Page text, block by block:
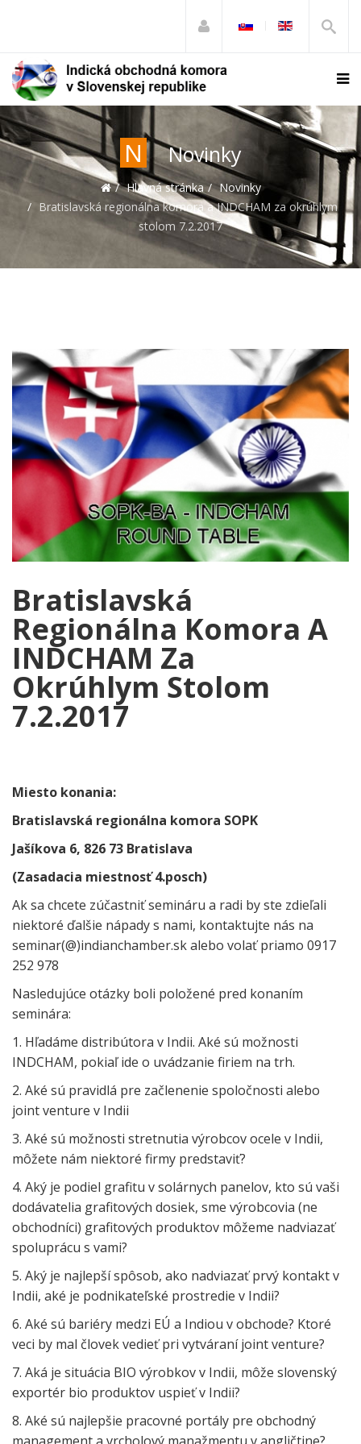
N Novinky
Hlavná stránka
Novinky
Bratislavská regionálna komora a INDCHAM za okrúhlym
stolom 7.2.2017
Bratislavská
Regionálna Komora A
INDCHAM Za
Okrúhlym Stolom
7.2.2017
Miesto konania:
Bratislavská regionálna komora SOPK
Jašíkova 6, 826 73 Bratislava
(Zasadacia miestnosť 4.posch)
Ak sa chcete zúčastniť semináru a radi by ste zdieľali
niektoré ďalšie nápady s nami, kontaktujte nás na
seminar(@)indianchamber.sk alebo volať priamo 0917
252 978
Nasledujúce otázky boli položené pred konaním
seminára:
1. Hľadáme distribútora v Indii. Aké sú možnosti
INDCHAM, pokiaľ ide o uvádzanie firiem na trh.
2. Aké sú pravidlá pre začlenenie spoločnosti alebo
joint venture v Indii
3. Aké sú možnosti stretnutia výrobcov ocele v Indii,
môžete nám niektoré firmy predstaviť?
4. Aký je podiel grafitu v solárnych panelov, kto sú vaši
dodávatelia grafitových dosiek, sme výrobcovia (ne
obchodníci) grafitových produktov môžeme nadviazať
spoluprácu s vami?
5. Aký je najlepší spôsob, ako nadviazať prvý kontakt v
Indii, aké je podnikateľské prostredie v Indii?
6. Aké sú bariéry medzi EÚ a Indiou v obchode? Ktoré
veci by mal človek vedieť pri vytváraní joint venture?
7. Aká je situácia BIO výrobkov v Indii, môže slovenský
exportér bio produktov uspieť v Indii?
8. Aké sú najlepšie pracovné portály pre obchodný